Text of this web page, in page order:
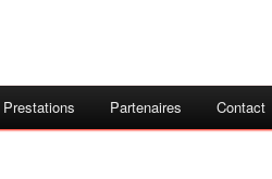
Prestations Partenaires Contact